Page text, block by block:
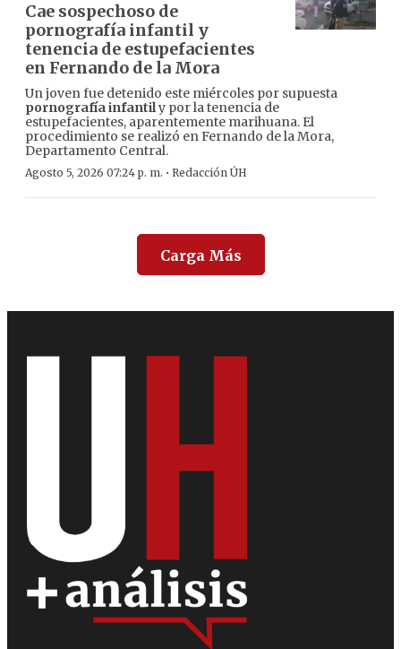
Cae sospechoso de
pornografía infantil y
tenencia de estupefacientes
en Fernando de la Mora
Un joven fue detenido este miércoles por supuesta
pornografía infantily por la tenencia de
estupefacientes, aparentemente marihuana. El
procedimiento se realizó en Fernando de la Mora,
Departamento Central.
Agosto 5, 2026 07:24 p. m. · Redacción ÚH
Carga Más